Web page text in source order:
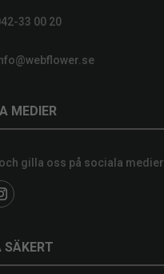
33 00 20
MEDIER
gilla oss på sociala medier.
SÄKERT